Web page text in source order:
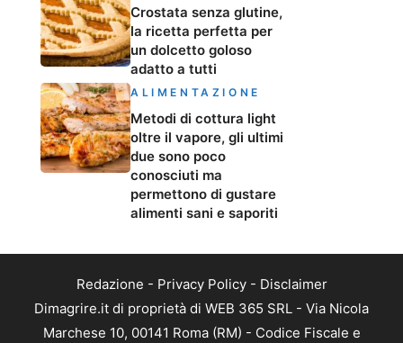
Crostata senza glutine,
la ricetta perfetta per
un dolcetto goloso
adatto a tutti
ALIMENTAZIONE
Metodi di cottura light
oltre il vapore, gli ultimi
due sono poco
conosciuti ma
permettono di gustare
alimenti sani e saporiti
Redazione - Privacy Policy- Disclaimer
Dimagrire.it di proprietà di WEB 365 SRL - Via Nicola
Marchese 10, 00141 Roma (RM) - Codice Fiscale e